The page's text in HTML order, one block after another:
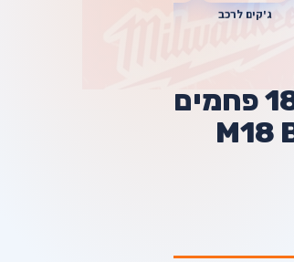
ג'קים לרכב
מולטיטול נטען מילווקי 18V פחמים